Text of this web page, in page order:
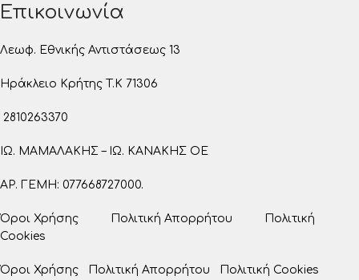
Επικοινωνία
Λεωφ. Εθνικής Αντιστάσεως 13
Ηράκλειο Κρήτης T.K 71306
2810263370
ΙΩ. ΜΑΜΑΛΑΚΗΣ – ΙΩ. ΚΑΝΑΚΗΣ ΟΕ
ΑΡ. ΓΕΜΗ: 077668727000.
Όροι Χρήσης Πολιτική Απορρήτου Πολιτική
Cookies
Όροι Χρήσης Πολιτική Απορρήτου Πολιτική Cookies